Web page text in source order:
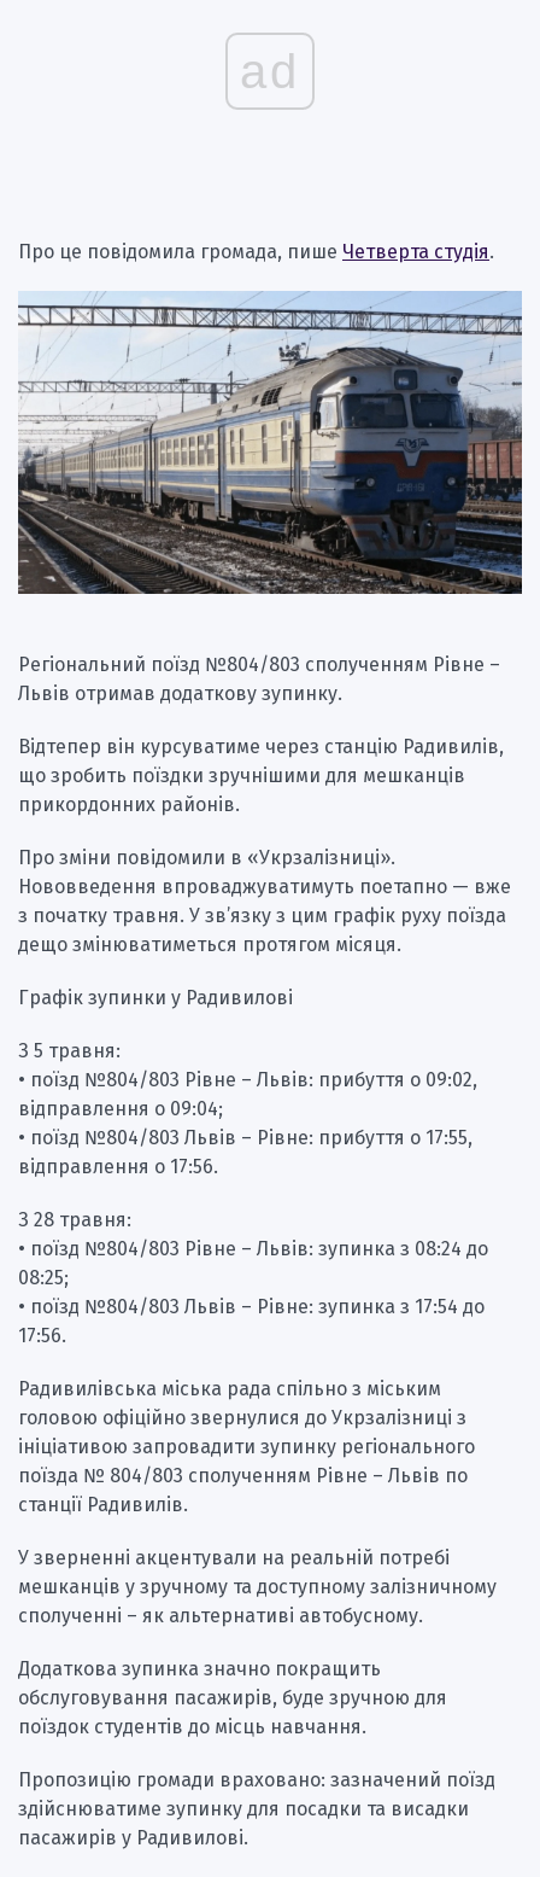
ad
Про це повідомила громада, пише Четверта студія.
Регіональний поїзд №804/803 сполученням Рівне –
Львів отримав додаткову зупинку.
Відтепер він курсуватиме через станцію Радивилів,
що зробить поїздки зручнішими для мешканців
прикордонних районів.
Про зміни повідомили в «Укрзалізниці».
Нововведення впроваджуватимуть поетапно — вже
з початку травня. У зв’язку з цим графік руху поїзда
дещо змінюватиметься протягом місяця.
Графік зупинки у Радивилові
З 5 травня:
• поїзд №804/803 Рівне – Львів: прибуття о 09:02,
відправлення о 09:04;
• поїзд №804/803 Львів – Рівне: прибуття о 17:55,
відправлення о 17:56.
З 28 травня:
• поїзд №804/803 Рівне – Львів: зупинка з 08:24 до
08:25;
• поїзд №804/803 Львів – Рівне: зупинка з 17:54 до
17:56.
Радивилівська міська рада спільно з міським
головою офіційно звернулися до Укрзалізниці з
ініціативою запровадити зупинку регіонального
поїзда № 804/803 сполученням Рівне – Львів по
станції Радивилів.
У зверненні акцентували на реальній потребі
мешканців у зручному та доступному залізничному
сполученні – як альтернативі автобусному.
Додаткова зупинка значно покращить
обслуговування пасажирів, буде зручною для
поїздок студентів до місць навчання.
Пропозицію громади враховано: зазначений поїзд
здійснюватиме зупинку для посадки та висадки
пасажирів у Радивилові.